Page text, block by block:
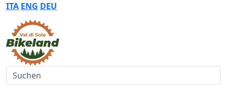
ITA ENG DEU
Suchen